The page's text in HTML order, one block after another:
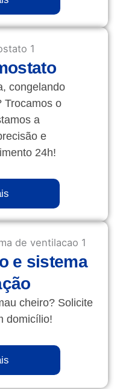
congelando
Trocamos o
a
e
24h!
e sistema
cheiro? Solicite
domicílio!